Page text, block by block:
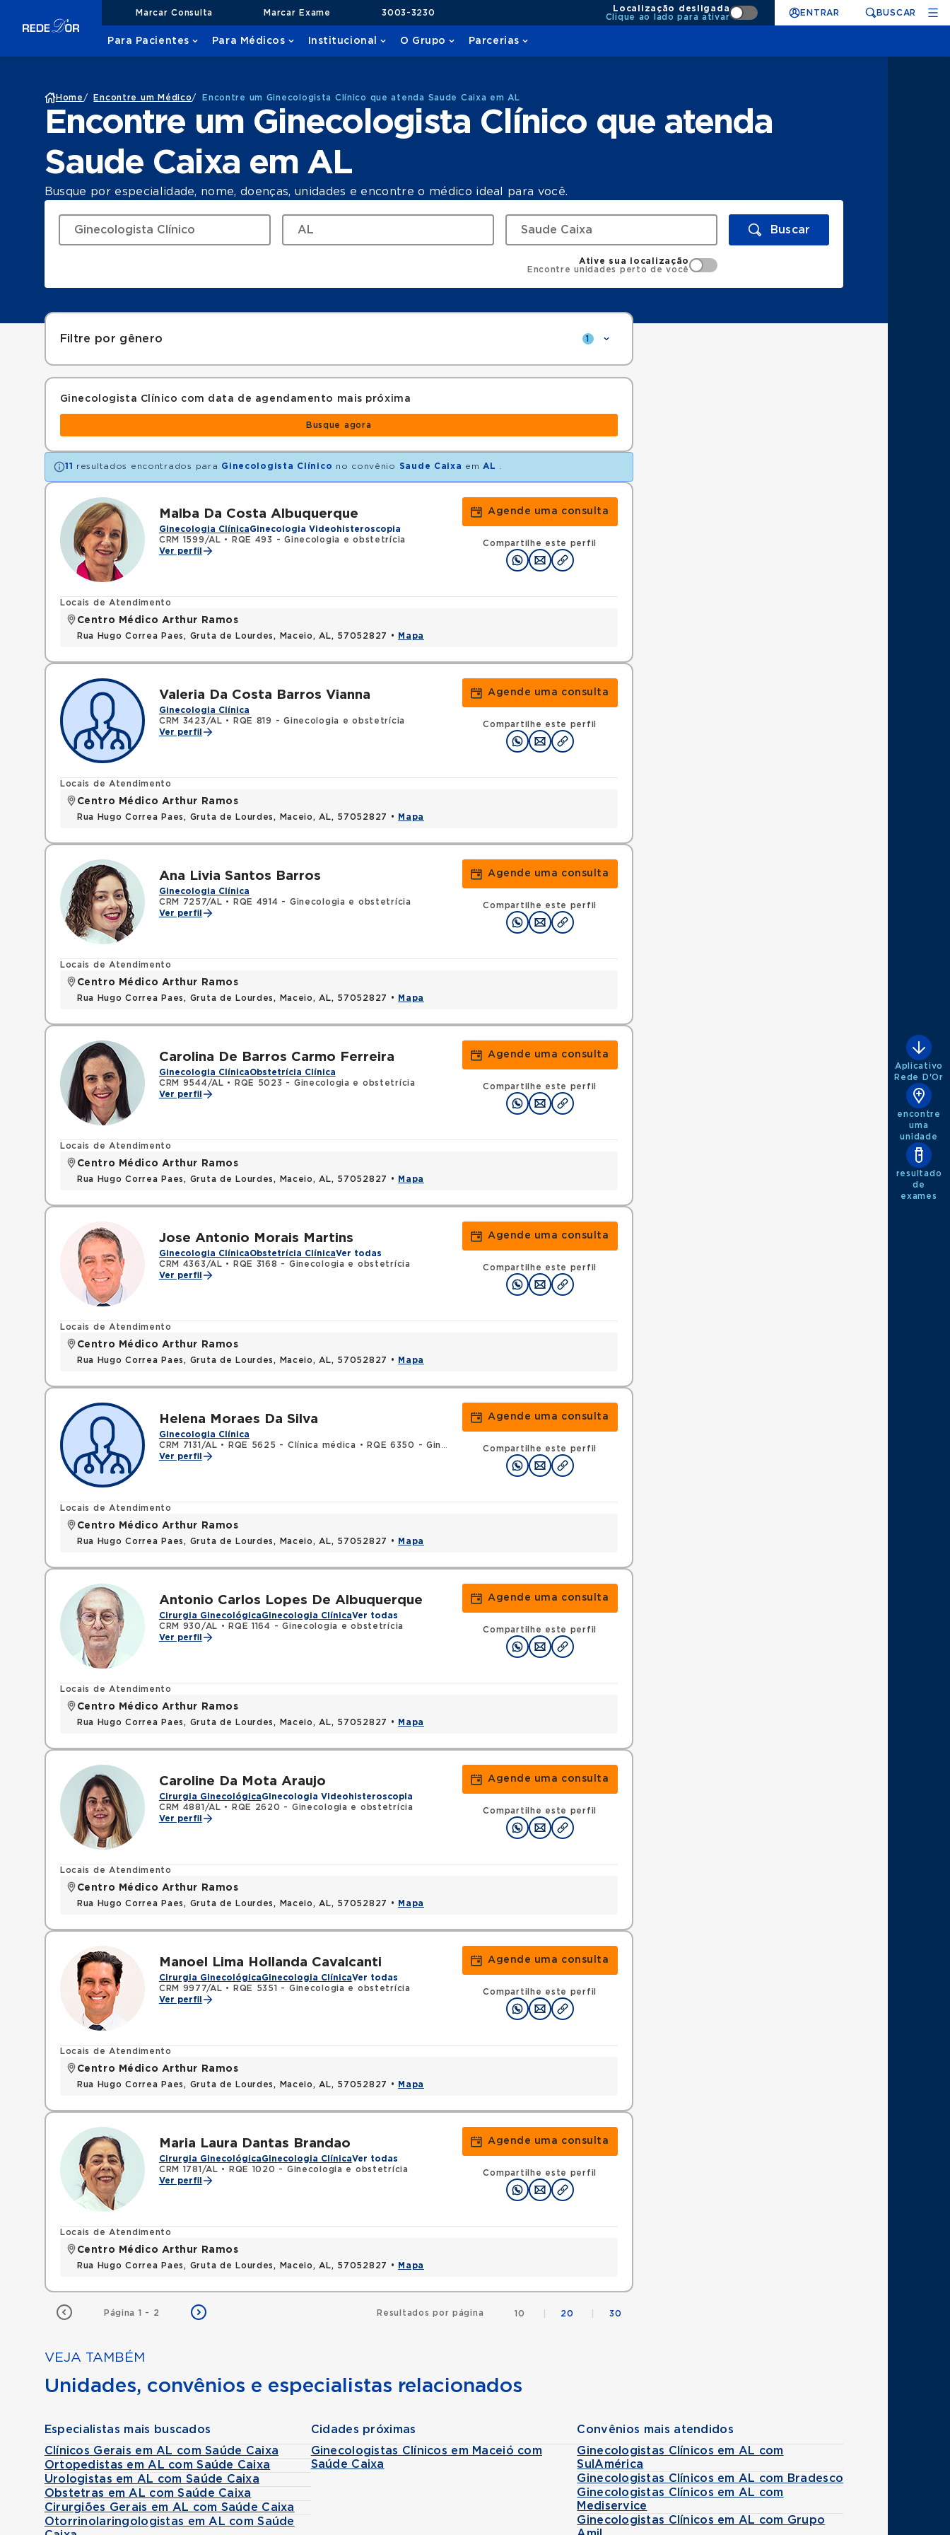
Marcar Consulta Marcar Exame 3003-3230
Localização desligada
Clique ao lado para ativar
ENTRAR BUSCAR
Para Pacientes Para Médicos Institucional O Grupo Parcerias
Home / Encontre um Médico/ Encontre um Ginecologista Clínico que atenda Saude Caixa em AL
Encontre um Ginecologista Clínico que atenda
Saude Caixa em AL
Busque por especialidade, nome, doenças, unidades e encontre o médico ideal para você.
Buscar
Ative sua localização
Encontre unidades perto de você
Filtre por gênero 1
Ginecologista Clínico com data de agendamento mais próxima
Busque agora
11 resultados encontrados para Ginecologista Clínico no convênio Saude Caixa em AL
Malba Da Costa Albuquerque
Ginecologia ClínicaGinecologia Videohisteroscopia
CRM 1599/AL •
RQE 493 - Ginecologia e obstetrícia
Ver perfil
Agende uma consulta
Compartilhe este perfil
Locais de Atendimento
Centro Médico Arthur Ramos
Rua Hugo Correa Paes, Gruta de Lourdes, Maceio, AL, 57052827 • Mapa
Valeria Da Costa Barros Vianna
Ginecologia Clínica
CRM 3423/AL •
RQE 819 - Ginecologia e obstetrícia
Ver perfil
Agende uma consulta
Compartilhe este perfil
Locais de Atendimento
Centro Médico Arthur Ramos
Rua Hugo Correa Paes, Gruta de Lourdes, Maceio, AL, 57052827 • Mapa
Ana Livia Santos Barros
Ginecologia Clínica
CRM 7257/AL •
RQE 4914 - Ginecologia e obstetrícia
Ver perfil
Agende uma consulta
Compartilhe este perfil
Locais de Atendimento
Centro Médico Arthur Ramos
Rua Hugo Correa Paes, Gruta de Lourdes, Maceio, AL, 57052827 • Mapa
Carolina De Barros Carmo Ferreira
Ginecologia ClínicaObstetrícia Clínica
CRM 9544/AL •
RQE 5023 - Ginecologia e obstetrícia
Ver perfil
Agende uma consulta
Compartilhe este perfil
Locais de Atendimento
Centro Médico Arthur Ramos
Rua Hugo Correa Paes, Gruta de Lourdes, Maceio, AL, 57052827 • Mapa
Jose Antonio Morais Martins
Ginecologia ClínicaObstetrícia ClínicaVer todas
CRM 4363/AL •
RQE 3168 - Ginecologia e obstetrícia
Ver perfil
Agende uma consulta
Compartilhe este perfil
Locais de Atendimento
Centro Médico Arthur Ramos
Rua Hugo Correa Paes, Gruta de Lourdes, Maceio, AL, 57052827 • Mapa
Helena Moraes Da Silva
Ginecologia Clínica
CRM 7131/AL • RQE 5625 - Clínica médica •
RQE 6350 - Ginecologia e obstetrícia
Ver perfil
Agende uma consulta
Compartilhe este perfil
Locais de Atendimento
Centro Médico Arthur Ramos
Rua Hugo Correa Paes, Gruta de Lourdes, Maceio, AL, 57052827 • Mapa
Antonio Carlos Lopes De Albuquerque
Cirurgia GinecológicaGinecologia ClínicaVer todas
CRM 930/AL •
RQE 1164 - Ginecologia e obstetrícia
Ver perfil
Agende uma consulta
Compartilhe este perfil
Locais de Atendimento
Centro Médico Arthur Ramos
Rua Hugo Correa Paes, Gruta de Lourdes, Maceio, AL, 57052827 • Mapa
Caroline Da Mota Araujo
Cirurgia GinecológicaGinecologia Videohisteroscopia
CRM 4881/AL •
RQE 2620 - Ginecologia e obstetrícia
Ver perfil
Agende uma consulta
Compartilhe este perfil
Locais de Atendimento
Centro Médico Arthur Ramos
Rua Hugo Correa Paes, Gruta de Lourdes, Maceio, AL, 57052827 • Mapa
Manoel Lima Hollanda Cavalcanti
Cirurgia GinecológicaGinecologia ClínicaVer todas
CRM 9977/AL •
RQE 5351 - Ginecologia e obstetrícia
Ver perfil
Agende uma consulta
Compartilhe este perfil
Locais de Atendimento
Centro Médico Arthur Ramos
Rua Hugo Correa Paes, Gruta de Lourdes, Maceio, AL, 57052827 • Mapa
Maria Laura Dantas Brandao
Cirurgia GinecológicaGinecologia ClínicaVer todas
CRM 1781/AL •
RQE 1020 - Ginecologia e obstetrícia
Ver perfil
Agende uma consulta
Compartilhe este perfil
Locais de Atendimento
Centro Médico Arthur Ramos
Rua Hugo Correa Paes, Gruta de Lourdes, Maceio, AL, 57052827 • Mapa
Página 1 - 2 Resultados por página 10 20 30
VEJA TAMBÉM
Unidades, convênios e especialistas relacionados
Especialistas mais buscados
Clínicos Gerais em AL com Saúde Caixa
Ortopedistas em AL com Saúde Caixa
Urologistas em AL com Saúde Caixa
Obstetras em AL com Saúde Caixa
Cirurgiões Gerais em AL com Saúde Caixa
Otorrinolaringologistas em AL com Saúde
Cidades próximas
Ginecologistas Clínicos em Maceió com
Saúde Caixa
Convênios mais atendidos
Ginecologistas Clínicos em AL com
SulAmérica
Ginecologistas Clínicos em AL com Bradesco
Ginecologistas Clínicos em AL com
Mediservice
Ginecologistas Clínicos em AL com Grupo
Aplicativo
Rede D'Or
encontre
uma
unidade
resultado
de
exames